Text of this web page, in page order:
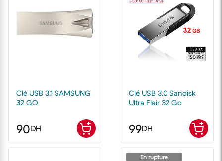
Clé USB 3.1 SAMSUNG
32 GO
90DH
Clé USB 3.0 Sandisk
Ultra Flair 32 Go
99DH
En rupture